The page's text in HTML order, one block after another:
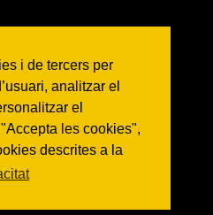
i de tercers per
analitzar el
el
les cookies",
descrites a la